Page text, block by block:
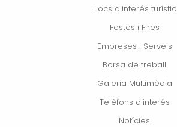
Llocs d'interés turístic
Festes i Fires
Empreses i Serveis
Borsa de treball
Galeria Multimèdia
Telèfons d'interés
Notícies